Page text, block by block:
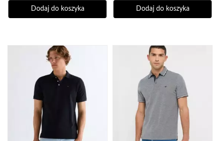
Dodaj do koszyka Dodaj do koszyka